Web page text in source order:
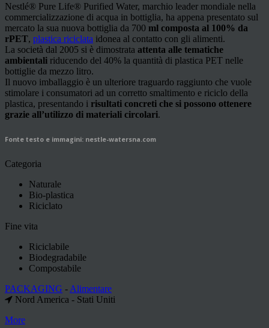
Nestlé® Pure Life® Purified Water, marchio leader mondiale nella
commercializzazione di acqua in bottiglia, ha appena presentato sul
mercato la sua nuova bottiglia da 700 ml composta al 100% da
rPET, plastica riciclata idonea al contatto con gli alimenti.
La società dal 2005 si è dimostrata attenta alle tematiche
ambientali riducendo del 40% la quantità di plastica PET nelle
bottiglie da mezzo litro.
Il nuovo imballaggio è un ulteriore traguardo raggiunto che vuole
stimolare i consumatori ad un corretto smaltimento e riciclo della
plastica, presentando i risultati concreti che si possono ottenere
grazie all’utilizzo di materiali circolari.
Fonte testo e immagini: nestle-watersna.com
Categoria
Naturale
Bio-plastica
Riciclato
Fine vita
Riciclabile
Biodegradabile
Compostabile
PACKAGING - Alimentare
Nord America - Stati Uniti
More